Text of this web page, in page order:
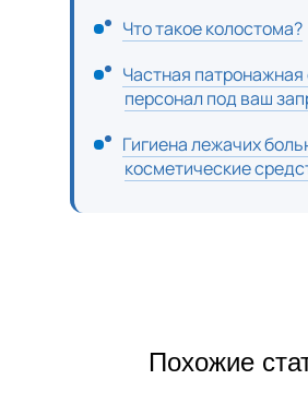
Что такое колостома?
Частная
персонал под ваш
Гигиена лежачих
косметические
Похожие